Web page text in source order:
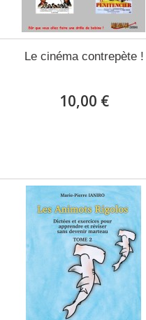
Le cinéma contrepète !
10,00 €